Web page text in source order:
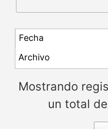
Mostrando
un total